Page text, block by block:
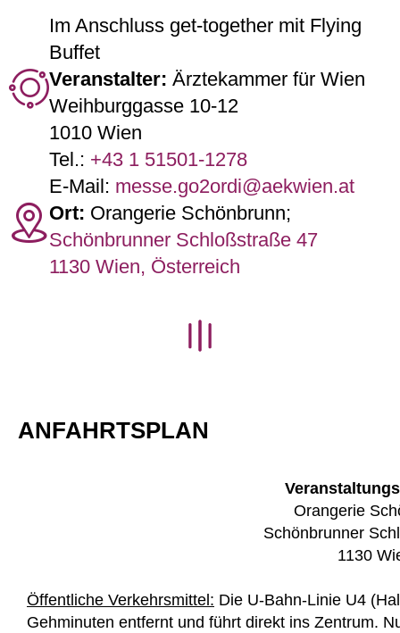
Im Anschluss get-together mit Flying
Buffet
Veranstalter: Ärztekammer für Wien
Weihburggasse 10-12
1010 Wien
Tel.: +43 1 51501-1278
E-Mail: messe.go2ordi@aekwien.at
Ort: Orangerie Schönbrunn;
Schönbrunner Schloßstraße 47
1130 Wien, Österreich
ANFAHRTSPLAN
Orangerie
Schönbrunner
1130
Öffentliche Verkehrsmittel: Die U-Bahn-Linie U4
Gehminuten entfernt und führt direkt ins Zentrum.